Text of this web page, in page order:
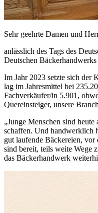
Sehr geehrte Damen und
anlässlich des Tags des
Deutschen
Im Jahr 2023 setzte sich der
lag im Jahresmittel bei
Fachverkäufer/in 5.901,
Quereinsteiger, unsere
„Junge Menschen sind
schaffen. Und handwerklich
gut laufende Bäckereien,
sind bereit, teils weite Wege
das Bäckerhandwerk